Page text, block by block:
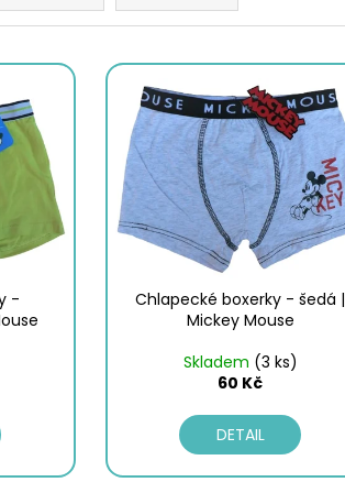
-
Chlapecké boxerky - šedá |
Mickey Mouse
Skladem (3 ks)
60 Kč
DETAIL
- MODRÁ | MIMONI